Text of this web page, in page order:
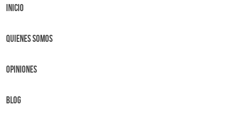
Inicio
Quienes Somos
OPINIONES
BLOG